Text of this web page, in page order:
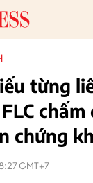
từng
chứng
GMT+7